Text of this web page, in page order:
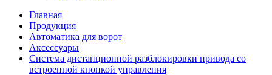
Главная
Продукция
Автоматика для ворот
Аксессуары
Система дистанционной разблокировки привода со
встроенной кнопкой управления